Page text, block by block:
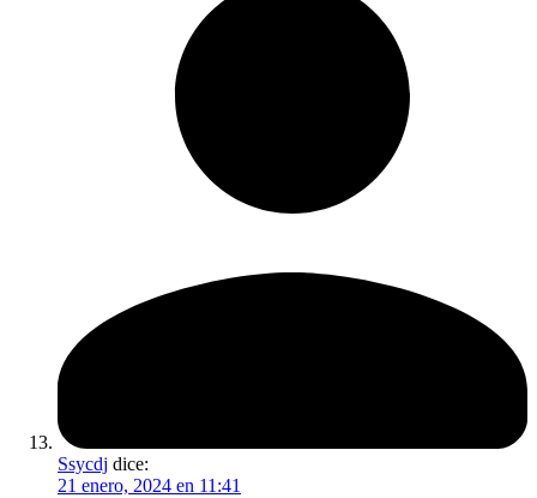
Ssycdj dice:
21 enero, 2024 en 11:41